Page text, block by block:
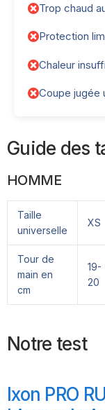
Trop chaud
Protection
Chaleur
Coupe jugée
Guide des
HOMME
Taille
universelle
XS
Tour de
main en
cm
19-
20
Notre test
Ixon PRO